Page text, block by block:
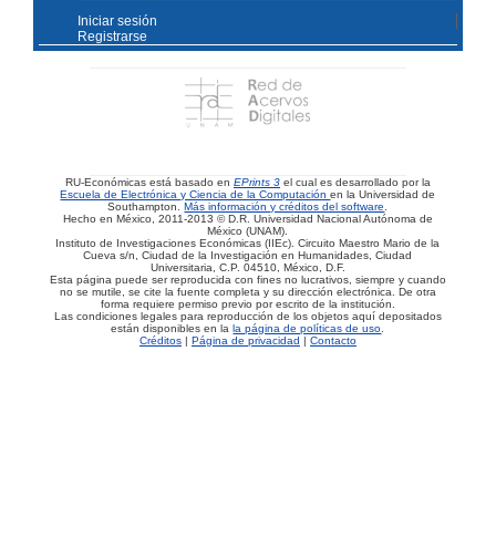
Iniciar sesión
Registrarse
RU-Económicas está basado en EPrints 3 el cual es desarrollado por la
Escuela de Electrónica y Ciencia de la Computaciónen la Universidad de
Southampton.Más información y créditos del software.
Hecho en México, 2011-2013 © D.R. Universidad Nacional Autónoma de
México (UNAM).
Instituto de Investigaciones Económicas (IIEc). Circuito Maestro Mario de la
Cueva s/n, Ciudad de la Investigación en Humanidades, Ciudad
Universitaria, C.P. 04510, México, D.F.
Esta página puede ser reproducida con fines no lucrativos, siempre y cuando
no se mutile, se cite la fuente completa y su dirección electrónica. De otra
forma requiere permiso previo por escrito de la institución.
Las condiciones legales para reproducción de los objetos aquí depositados
están disponibles en lala página de políticas de uso.
Créditos| Página de privacidad | Contacto